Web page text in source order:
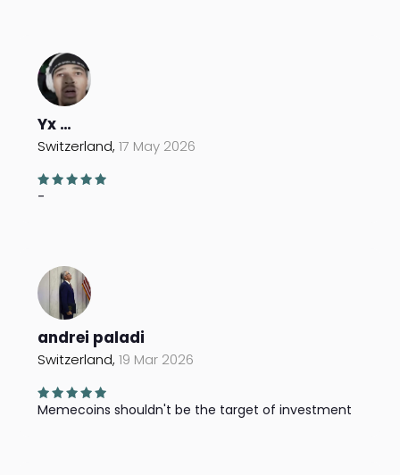
Yx …
Switzerland,17 May 2026
-
andrei paladi
Switzerland,19 Mar 2026
Memecoins shouldn't be the target of investment